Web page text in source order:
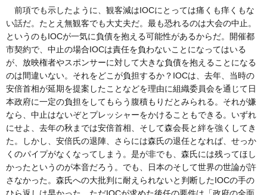
前項でも示したように、観客減はIOCにとっては痛くも痒くもな
い話だ。たとえ無観客でも大丈夫だ。最も恐れるのは大会の中止。
というのもIOCが一気に負債を抱える可能性があるからだ。開催都
市契約で、中止の場合IOCは責任を負わないことになってはいる
が、放映権者やスポンサーに対して大きな負債を抱えることになる
のは間違いない。それをどこが負担するか？IOCは、去年、当時の
安倍首相が延期を提案したことなどを理由に組織委員会を通じて日
本政府に一定の負担をしてもらう腹積もりだとみられる。それが嫌
なら、中止はないぞとプレッシャーをかけることもできる。いずれ
にせよ、去年の秋までは安倍首相、そして森会長と絆を強くしてき
た。しかし、安倍氏の退陣、さらには森氏の退任となれば、せっか
くのパイプがなくなってしまう。是が非でも、森氏には残ってほし
かったというのが本音だろう。でも、日本のそして世界の世論が許
さなかった。森氏への大批判に耐えられないと判断したIOCの手の
ひら返しは早かった。ただIOCが求めた後任の要件は「政府の全面